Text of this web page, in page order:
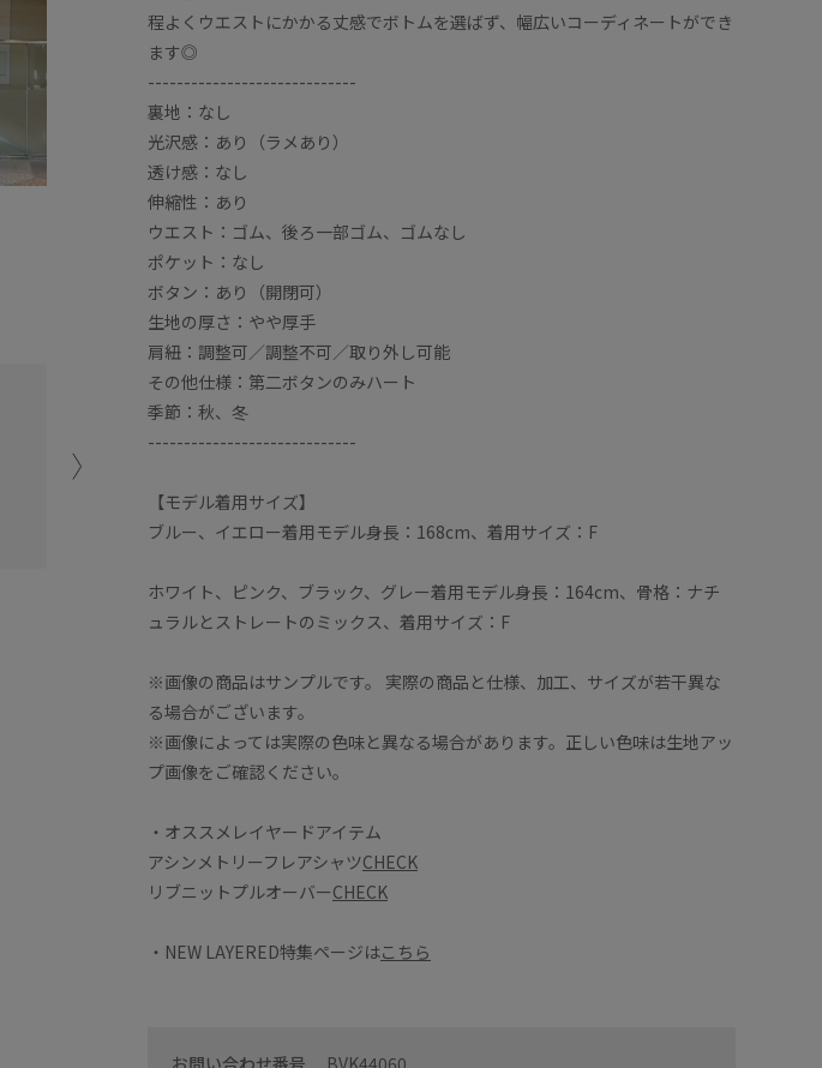
身長158cm、Fサイズ着用。
VISで毎年人気のカーディガン！
ふわふわで肌触りが良く着心地◎
全体的に少しゆったりしているので中に着込んだり羽織としてもお使いいただけ
程よくウエストにかかる丈感でボトムを選ばず、幅広いコーディネートができ
ます◎
-----------------------------
裏地：なし
光沢感：あり（ラメあり）
透け感：なし
伸縮性：あり
ウエスト：ゴム、後ろ一部ゴム、ゴムなし
ポケット：なし
ボタン：あり（開閉可）
生地の厚さ：やや厚手
肩紐：調整可／調整不可／取り外し可能
その他仕様：第二ボタンのみハート
季節：秋、冬
-----------------------------
【モデル着用サイズ】
ブルー、イエロー着用モデル身長：168cm、着用サイズ：F
ホワイト、ピンク、ブラック、グレー着用モデル身長：164cm、骨格：ナチ
ュラルとストレートのミックス、着用サイズ：F
※画像の商品はサンプルです。 実際の商品と仕様、加工、サイズが若干異な
る場合がございます。
※画像によっては実際の色味と異なる場合があります。正しい色味は生地アッ
プ画像をご確認ください。
・オススメレイヤードアイテム
アシンメトリーフレアシャツCHECK
リブニットプルオーバーCHECK
・NEW LAYERED特集ページはこちら
お問い合わせ番号 BVK44060